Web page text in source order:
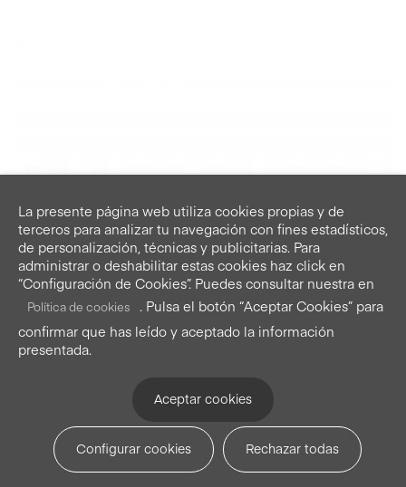
Servilletas para eventos Cream 11x11cm 100u.
Servilletas o posavasos. Precortadas en rollo.
La presente página web utiliza cookies propias y de
terceros para analizar tu navegación con fines estadísticos,
de personalización, técnicas y publicitarias. Para
administrar o deshabilitar estas cookies haz click en
“Configuración de Cookies”. Puedes consultar nuestra en
Política de cookies
. Pulsa el botón “Aceptar Cookies” para
confirmar que has leído y aceptado la información
presentada.
Aceptar cookies
Configurar cookies Rechazar todas